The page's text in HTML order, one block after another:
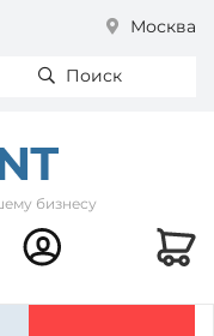
Москва
Поиск
бизнесу